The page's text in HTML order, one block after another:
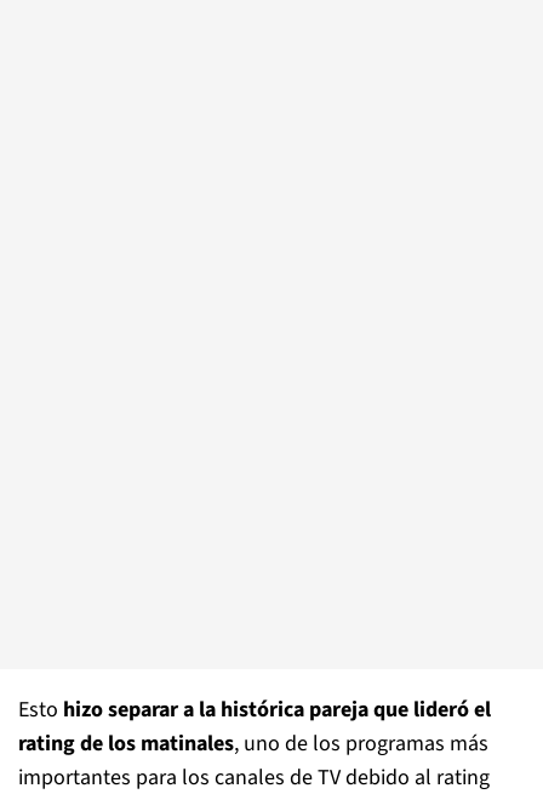
Esto hizo separar a la histórica pareja que lideró el
rating de los matinales, uno de los programas más
importantes para los canales de TV debido al rating